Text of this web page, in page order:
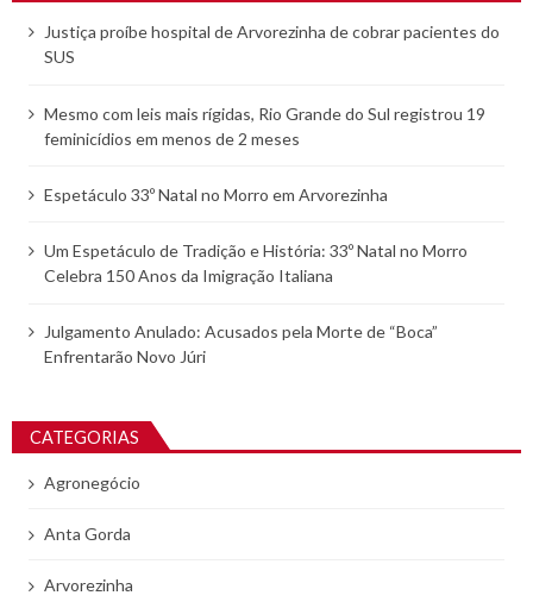
Justiça proíbe hospital de Arvorezinha de cobrar pacientes do
SUS
Mesmo com leis mais rígidas, Rio Grande do Sul registrou 19
feminicídios em menos de 2 meses
Espetáculo 33º Natal no Morro em Arvorezinha
Um Espetáculo de Tradição e História: 33º Natal no Morro
Celebra 150 Anos da Imigração Italiana
Julgamento Anulado: Acusados pela Morte de “Boca”
Enfrentarão Novo Júri
CATEGORIAS
Agronegócio
Anta Gorda
Arvorezinha